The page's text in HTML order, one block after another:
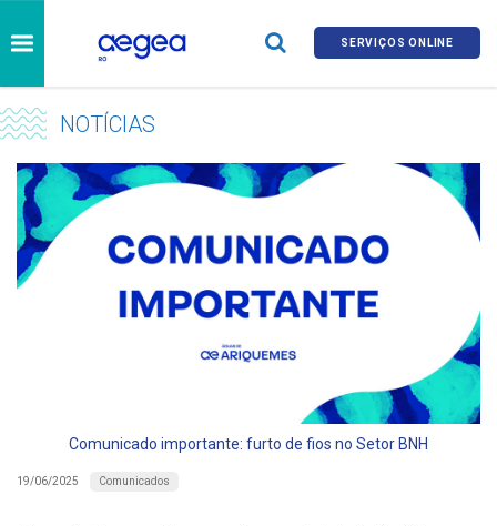
SERVIÇOS ONLINE
NOTÍCIAS
Comunicado importante: furto de fios no Setor BNH
19/06/2025 Comunicados